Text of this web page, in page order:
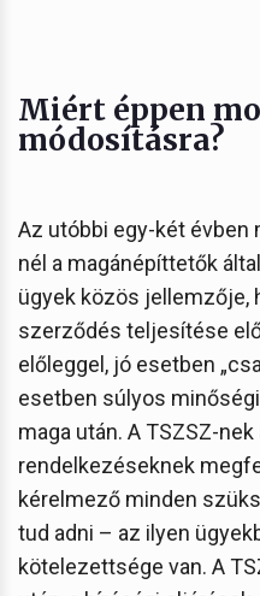
Miért éppen
módosításra?
Az utóbbi egy-két évben
nél a magánépíttetők
ügyek közös jellemzője,
szerződés teljesítése
előleggel, jó esetben
esetben súlyos
maga után. A TSZSZ-
rendelkezéseknek
kérelmező minden
tud adni – az ilyen
kötelezettsége van. A